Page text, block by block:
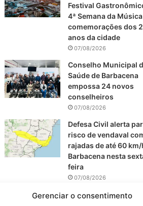
Gerenciar o consentimento
Festival
4ª Semana da
comemorações dos
anos da cidade
07/08/2026
Conselho Municipal
Saúde de Barbacena
empossa 24 novos
conselheiros
07/08/2026
Defesa Civil alerta
risco de vendaval
rajadas de até 60 km/
Barbacena nesta
feira
07/08/2026
EPCAR tem a melhor